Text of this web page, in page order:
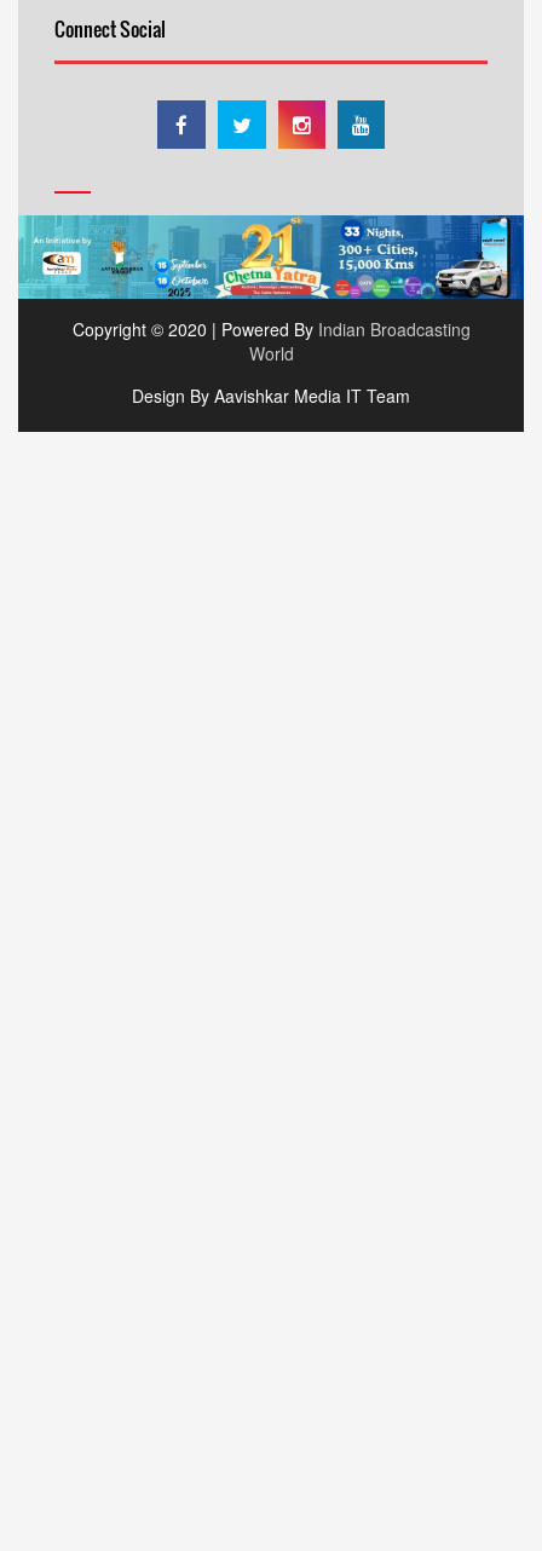
Connect Social
Copyright © 2020 | Powered By Indian Broadcasting
World
Design By Aavishkar Media IT Team